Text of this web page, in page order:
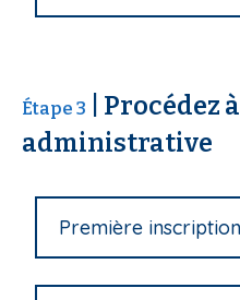
Étape 3
|
administrative
Première inscription